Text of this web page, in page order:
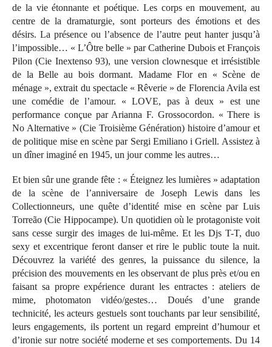
de la vie étonnante et poétique. Les corps en mouvement, au
centre de la dramaturgie, sont porteurs des émotions et des
désirs. La présence ou l’absence de l’autre peut hanter jusqu’à
l’impossible… « L’Ôtre belle » par Catherine Dubois et François
Pilon (Cie Inextenso 93), une version clownesque et irrésistible
de la Belle au bois dormant. Madame Flor en « Scène de
ménage », extrait du spectacle « Rêverie » de Florencia Avila est
une comédie de l’amour. « LOVE, pas à deux » est une
performance conçue par Arianna F. Grossocordon. « There is
No Alternative » (Cie Troisième Génération) histoire d’amour et
de politique mise en scène par Sergi Emiliano i Griell. Assistez à
un dîner imaginé en 1945, un jour comme les autres…
Et bien sûr une grande fête : « Éteignez les lumières » adaptation
de la scène de l’anniversaire de Joseph Lewis dans les
Collectionneurs, une quête d’identité mise en scène par Luis
Torreão (Cie Hippocampe). Un quotidien où le protagoniste voit
sans cesse surgir des images de lui-même. Et les Djs T-T, duo
sexy et excentrique feront danser et rire le public toute la nuit.
Découvrez la variété des genres, la puissance du silence, la
précision des mouvements en les observant de plus près et/ou en
faisant sa propre expérience durant les entractes : ateliers de
mime, photomaton vidéo/gestes… Doués d’une grande
technicité, les acteurs gestuels sont touchants par leur sensibilité,
leurs engagements, ils portent un regard empreint d’humour et
d’ironie sur notre société moderne et ses comportements. Du 14